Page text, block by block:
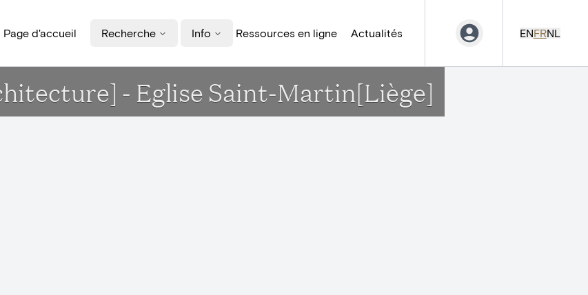
Page d'accueil Recherche Info Ressources en ligne Actualités ENFRNL
- Eglise Saint-Martin[Liège]